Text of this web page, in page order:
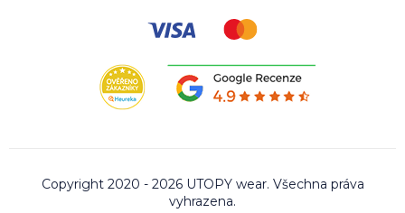
Copyright 2020 - 2026 UTOPY wear. Všechna práva
vyhrazena.